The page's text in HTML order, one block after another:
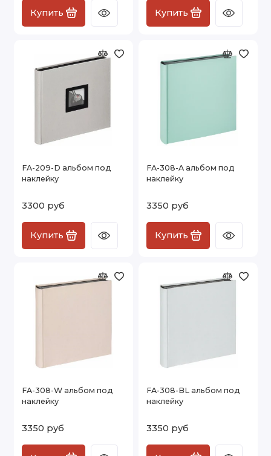
Купить Купить
FA-209-D альбом под
наклейку
3300 руб
Купить
FA-308-A альбом под
наклейку
3350 руб
Купить
FA-308-W альбом под
наклейку
3350 руб
FA-308-BL альбом под
наклейку
3350 руб